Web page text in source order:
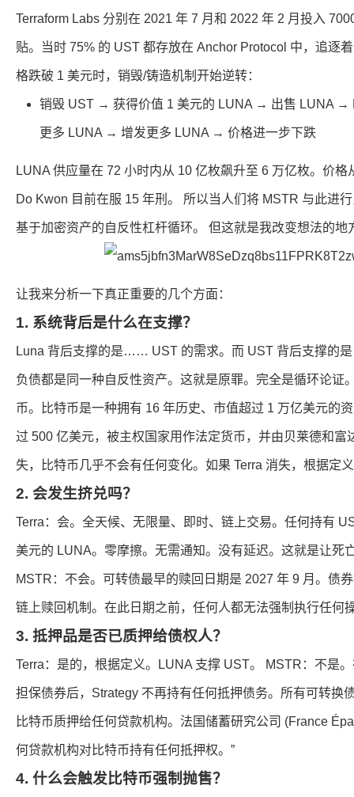
Terraform Labs 分别在 2021 年 7 月和 2022 年 2 月投入
贴。当时 75% 的 UST 都存放在 Anchor Protocol 中，追逐
格跌破 1 美元时，销毁/铸造机制开始逆转：
销毁 UST → 获得价值 1 美元的 LUNA → 出售 LUNA →
更多 LUNA → 增发更多 LUNA → 价格进一步下跌
LUNA 供应量在 72 小时内从 10 亿枚飙升至 6 万亿枚。价
Do Kwon 目前在服 15 年刑。 所以当人们将 MSTR 与此
基于加密资产的自反性杠杆循环。 但这就是我改变想法的
让我来分析一下真正重要的几个方面：
1. 系统背后是什么在支撑？
Luna 背后支撑的是…… UST 的需求。而 UST 背后支撑的
负债都是同一种自反性资产。这就是原罪。完全是循环论证
币。比特币是一种拥有 16 年历史、市值超过 1 万亿美元的
过 500 亿美元，被主权国家用作法定货币，并由贝莱德和富
失，比特币几乎不会有任何变化。如果 Terra 消失，根据定
2. 会发生挤兑吗？
Terra：会。全天候、无限量、即时、链上交易。任何持有
美元的 LUNA。零摩擦。无需通知。没有延迟。这就是让死
MSTR：不会。可转债最早的赎回日期是 2027 年 9 月。债
链上赎回机制。在此日期之前，任何人都无法强制执行任何
3. 抵押品是否已质押给债权人？
Terra：是的，根据定义。LUNA 支撑 UST。 MSTR：不是
担保债券后，Strategy 不再持有任何抵押债务。所有可转换
比特币质押给任何贷款机构。法国储蓄研究公司 (France
何贷款机构对比特币持有任何抵押权。”
4. 什么会触发比特币强制抛售？